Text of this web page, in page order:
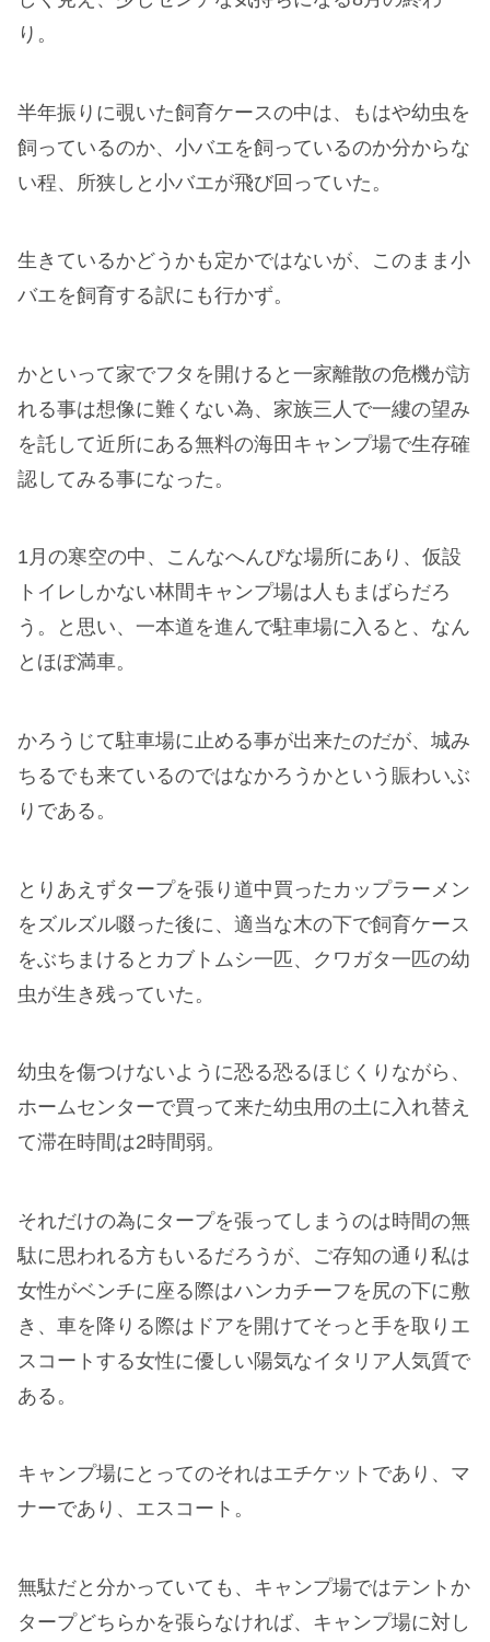
去年の夏に頂き物のつがいのカブトムシを飼ってい
幸い子宝に恵まれ、卵から幼虫へとすくすくと育
ち、その幼虫は2cmくらいの大きさまでに成長し
それと平行してキャンプ場で朽木の下から見つけた
のはずなのだが、どうもこの辺から記憶が怪しい。
確か、最後に姿を見たのは静かに佇む海の家が物悲
しく見え、少しセンチな気持ちになる8月の終わ
半年振りに覗いた飼育ケースの中は、もはや幼虫を
飼っているのか、小バエを飼っているのか分からな
い程、所狭しと小バエが飛び回っていた。
生きているかどうかも定かではないが、このまま小
バエを飼育する訳にも行かず。
れる事は想像に難くない為、家族三人で一縷の望み
を託して近所にある無料の海田キャンプ場で生存確
認してみる事になった。
トイレしかない林間キャンプ場は人もまばらだろ
う。と思い、一本道を進んで駐車場に入ると、なん
とほぼ満車。
かろうじて駐車場に止める事が出来たのだが、城み
ちるでも来ているのではなかろうかという賑わいぶ
りである。
とりあえずタープを張り道中買ったカップラーメン
虫が生き残っていた。
ホームセンターで買って来た幼虫用の土に入れ替え
て滞在時間は2時間弱。